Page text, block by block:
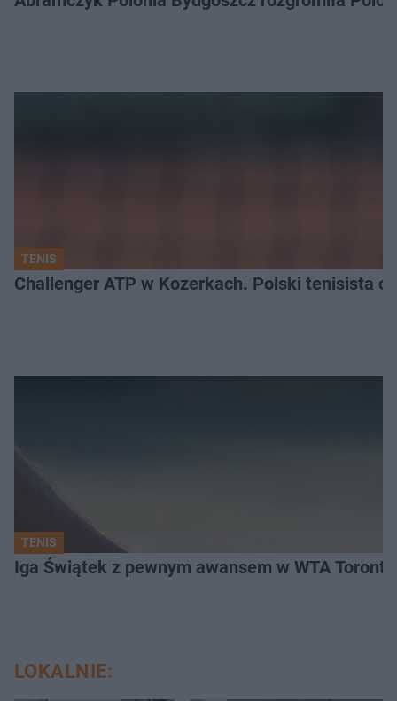
TENIS
Challenger ATP w Kozerkach. Polski tenisista
TENIS
Iga Świątek z pewnym awansem w WTA
LOKALNIE: